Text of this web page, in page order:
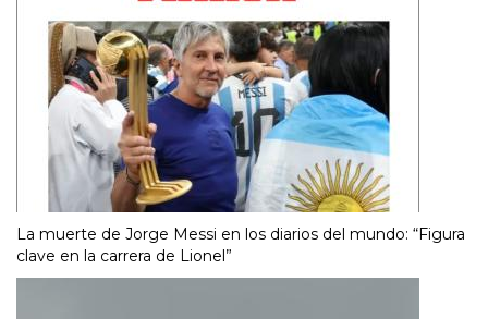
La muerte de Jorge Messi en los diarios del mundo: “Figura
clave en la carrera de Lionel”